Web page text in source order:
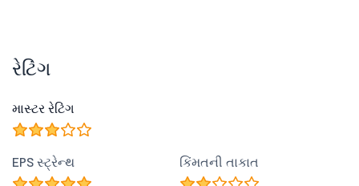
રેટિંગ
માસ્ટર રેટિંગ
EPS સ્ટ્રેન્થ કિંમતની તાકાત